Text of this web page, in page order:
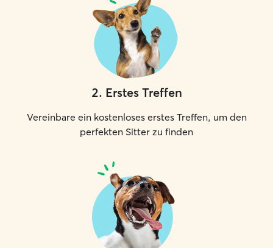
2. Erstes Treffen
Vereinbare ein kostenloses erstes Treffen, um den
perfekten Sitter zu finden